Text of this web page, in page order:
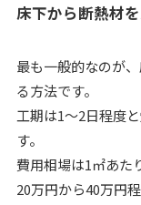
床下から断熱材
最も一般的なのが
る方法です。
工期は1～2日程度
す。
費用相場は1㎡あた
20万円から40万円